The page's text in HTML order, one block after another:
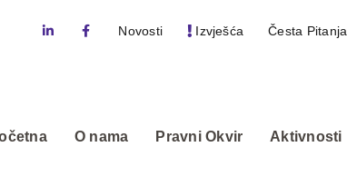
Novosti Izvješća Česta Pitanja
O nama Pravni Okvir Aktivnosti